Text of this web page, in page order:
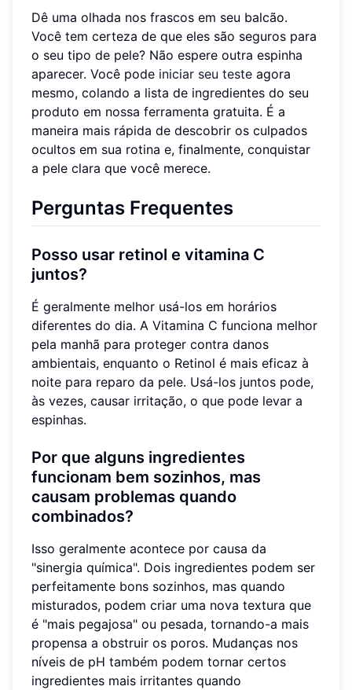
Dê uma olhada nos frascos em seu balcão.
Você tem certeza de que eles são seguros para
o seu tipo de pele? Não espere outra espinha
aparecer. Você pode iniciar seu teste agora
mesmo, colando a lista de ingredientes do seu
produto em nossa ferramenta gratuita. É a
maneira mais rápida de descobrir os culpados
ocultos em sua rotina e, finalmente, conquistar
a pele clara que você merece.
Perguntas Frequentes
Posso usar retinol e vitamina C
juntos?
É geralmente melhor usá-los em horários
diferentes do dia. A Vitamina C funciona melhor
pela manhã para proteger contra danos
ambientais, enquanto o Retinol é mais eficaz à
noite para reparo da pele. Usá-los juntos pode,
às vezes, causar irritação, o que pode levar a
espinhas.
Por que alguns ingredientes
funcionam bem sozinhos, mas
causam problemas quando
combinados?
Isso geralmente acontece por causa da
"sinergia química". Dois ingredientes podem ser
perfeitamente bons sozinhos, mas quando
misturados, podem criar uma nova textura que
é "mais pegajosa" ou pesada, tornando-a mais
propensa a obstruir os poros. Mudanças nos
níveis de pH também podem tornar certos
ingredientes mais irritantes quando